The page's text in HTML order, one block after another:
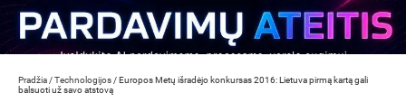
Pradžia /Technologijos /Europos Metų išradėjo konkursas 2016: Lietuva pirmą kartą gali
balsuoti už savo atstovą